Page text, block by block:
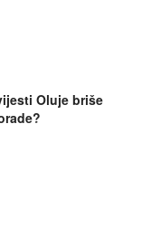
Oluje briše